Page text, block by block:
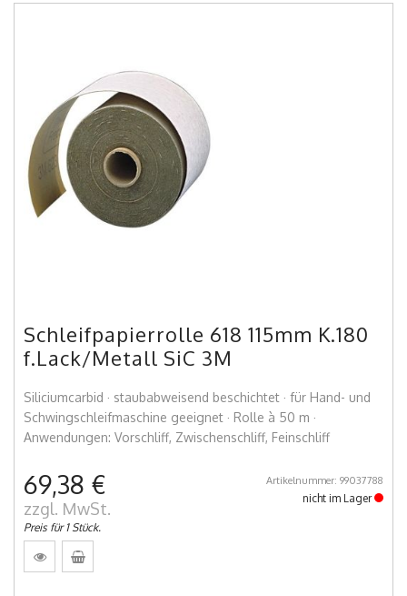
Schleifpapierrolle 618 115mm K.180
f.Lack/Metall SiC 3M
Siliciumcarbid · staubabweisend beschichtet · für Hand- und
Schwingschleifmaschine geeignet · Rolle à 50 m ·
Anwendungen: Vorschliff, Zwischenschliff, Feinschliff
69,38 €
zzgl. MwSt.
Preis für 1 Stück.
Artikelnummer: 99037788
nicht im Lager